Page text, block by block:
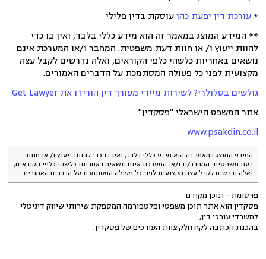
* עורכת דין יפעת כהןעוסקת בדין פלילי
** המידע המוצג במאמר זה הוא מידע כללי בלבד, ואין בו כדי
להוות ייעוץ ו/ או חוות דעת משפטית. המחבר ו/או המערכת אינם
נושאים באחריות כלשהי כלפי הקוראים, ואלה נדרשים לקבל עצה
מקצועית לפני כל פעולה המסתמכת על הדברים האמורים.
גולשים בסלולרי? לשירות מיידי מעורך דין הורידו את Get Lawyer
אתר המשפט הישראלי "פסקדין"
www.psakdin.co.il
המידע המוצג במאמר זה הוא מידע כללי בלבד, ואין בו כדי להוות ייעוץ ו/ או חוות
דעת משפטית. המחבר/ת ו/או המערכת אינם נושאים באחריות כלשהי כלפי הקוראים,
ואלה נדרשים לקבל עצה מקצועית לפני כל פעולה המסתמכת על הדברים האמורים.
פרסומת - תוכן מקודם
פסקדין הוא אתר תוכן משפטי ופלטפורמה המספקת שירותי שיווק דיגיטלי
למשרדי עורכי דין,
בהכנת הכתבה לקח חלק צוות העורכים של פסקדין.